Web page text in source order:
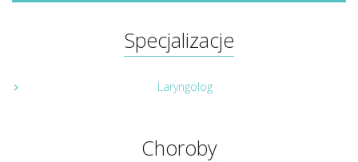
Specjalizacje
Laryngolog
Choroby